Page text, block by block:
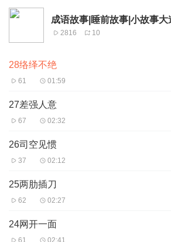
消散，地方逐渐归于平静。后来匈奴
境，郭伋整军待战，以致于匈奴不敢来
乐业。
由于他在此地的政绩极佳，颍川地区出
是现在的河南省禹州市，光武帝又将他
农。
政，都纷纷前来归降。
《后汉书》此处原文便用“骆驿不绝”这
骆驼的骆，驿是驿站的驿，来形容各地
与车马来往频繁，连续不断的样子，现
成语故事|睡前故事|小故事
2816 10
28络绎不绝
61 01:59
27差强人意
67 02:32
26司空见惯
37 02:12
25两肋插刀
62 02:27
24网开一面
61 02:41